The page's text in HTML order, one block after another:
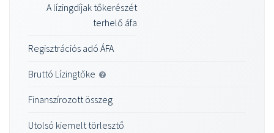
A lízingdíjak tőkerészét
terhelő áfa
Regisztrációs adó ÁFA
Bruttó Lízingtőke
Finanszírozott összeg
Utolsó kiemelt törlesztő